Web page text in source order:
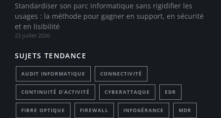
Standardiser son parc informatique sans rigidifier les
usages : la méthode pour gagner en support, en sécurité
et en lisibilité
23 juillet 2026
SUJETS TENDANCE
AUDIT INFORMATIQUE CONNECTIVITÉ
CONTINUITÉ D’ACTIVITÉ CYBERATTAQUE EDR
FIBRE OPTIQUE FIREWALL INFOGÉRANCE MDR